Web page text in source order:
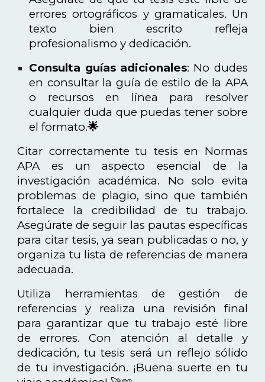
errores ortográficos y gramaticales. Un
texto bien escrito refleja
profesionalismo y dedicación.
Consulta guías adicionales: No dudes
en consultar la guía de estilo de la APA
o recursos en línea para resolver
cualquier duda que puedas tener sobre
el formato.🌟
Citar correctamente tu tesis en Normas
APA es un aspecto esencial de la
investigación académica. No solo evita
problemas de plagio, sino que también
fortalece la credibilidad de tu trabajo.
Asegúrate de seguir las pautas específicas
para citar tesis, ya sean publicadas o no, y
organiza tu lista de referencias de manera
adecuada.
Utiliza herramientas de gestión de
referencias y realiza una revisión final
para garantizar que tu trabajo esté libre
de errores. Con atención al detalle y
dedicación, tu tesis será un reflejo sólido
de tu investigación. ¡Buena suerte en tu